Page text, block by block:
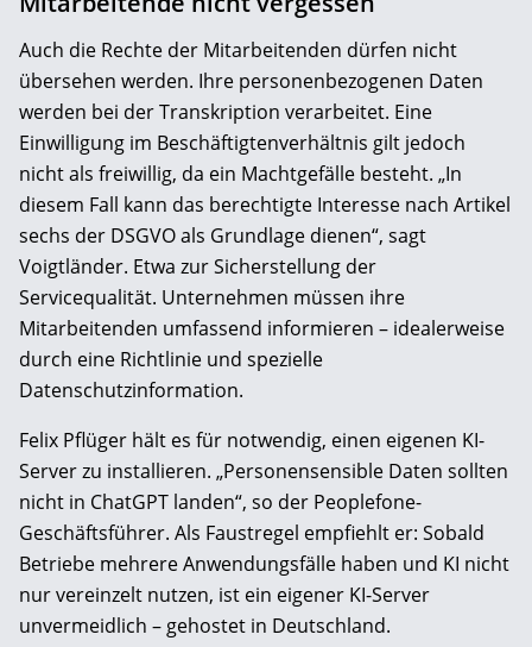
Auch die Rechte der Mitarbeitenden dürfen nicht
übersehen werden. Ihre personenbezogenen Daten
werden bei der Transkription verarbeitet. Eine
Einwilligung im Beschäftigtenverhältnis gilt jedoch
nicht als freiwillig, da ein Machtgefälle besteht. „In
diesem Fall kann das berechtigte Interesse nach Artikel
sechs der DSGVO als Grundlage dienen“, sagt
Voigtländer. Etwa zur Sicherstellung der
Servicequalität. Unternehmen müssen ihre
Mitarbeitenden umfassend informieren – idealerweise
durch eine Richtlinie und spezielle
Datenschutzinformation.
Felix Pflüger hält es für notwendig, einen eigenen KI-
Server zu installieren. „Personensensible Daten sollten
nicht in ChatGPT landen“, so der Peoplefone-
Geschäftsführer. Als Faustregel empfiehlt er: Sobald
Betriebe mehrere Anwendungsfälle haben und KI nicht
nur vereinzelt nutzen, ist ein eigener KI-Server
unvermeidlich – gehostet in Deutschland.